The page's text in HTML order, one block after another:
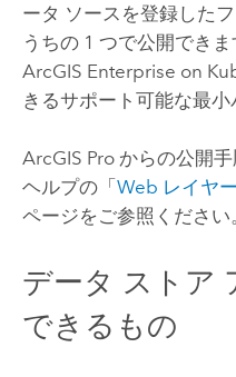
ータ ソースを登録した
うちの 1 つで公開できま
ArcGIS Enterprise on
きるサポート可能な最小
ArcGIS Proからの公開手
ヘルプの「 Web レイヤ
ページをご参照ください
データ ストア
できるもの